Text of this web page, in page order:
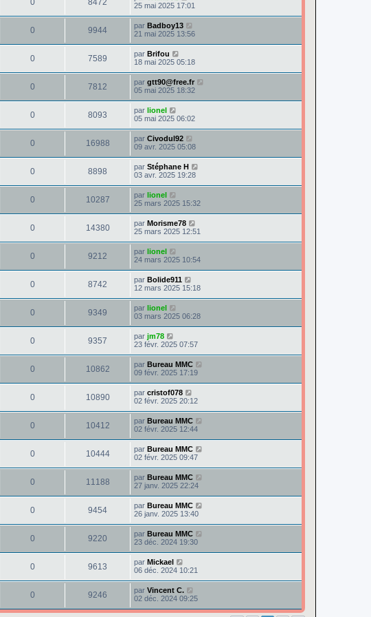
0 8472
25 mai 2025 17:01
0 9944 par Badboy13
21 mai 2025 13:56
0 7589 par Brifou
18 mai 2025 05:18
0 7812 par gtt90@free.fr
05 mai 2025 18:32
0 8093 par lionel
05 mai 2025 06:02
0 16988 par Civodul92
09 avr. 2025 05:08
0 8898 par Stéphane H
03 avr. 2025 19:28
0 10287 par lionel
25 mars 2025 15:32
0 14380 par Morisme78
25 mars 2025 12:51
0 9212 par lionel
24 mars 2025 10:54
0 8742 par Bolide911
12 mars 2025 15:18
0 9349 par lionel
03 mars 2025 06:28
0 9357 par jm78
23 févr. 2025 07:57
0 10862 par Bureau MMC
09 févr. 2025 17:19
0 10890 par cristof078
02 févr. 2025 20:12
0 10412 par Bureau MMC
02 févr. 2025 12:44
0 10444 par Bureau MMC
02 févr. 2025 09:47
0 11188 par Bureau MMC
27 janv. 2025 22:24
0 9454 par Bureau MMC
26 janv. 2025 13:40
0 9220 par Bureau MMC
23 déc. 2024 19:30
0 9613 par Mickael
06 déc. 2024 10:21
0 9246 par Vincent C.
02 déc. 2024 09:25